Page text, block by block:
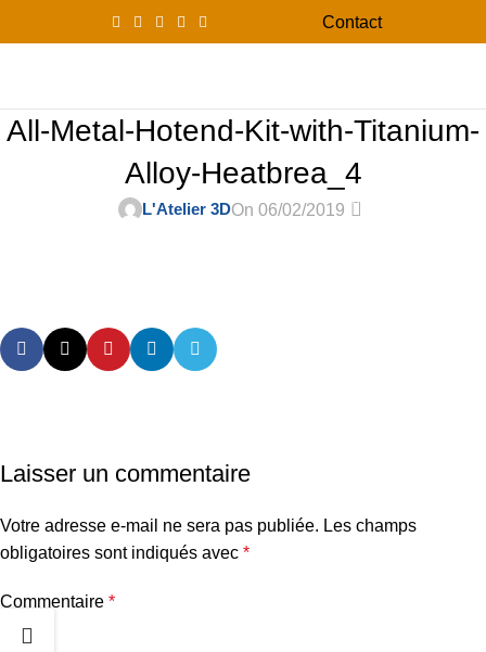
Contact
All-Metal-Hotend-Kit-with-Titanium-
Alloy-Heatbrea_4
L'Atelier 3DOn 06/02/2019 0
Laisser un commentaire
Votre adresse e-mail ne sera pas publiée. Les champs
obligatoires sont indiqués avec *
Commentaire *